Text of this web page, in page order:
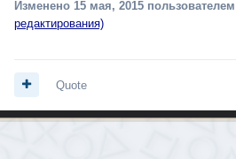
Изменено 15 мая, 2015
редактирования)
Quote